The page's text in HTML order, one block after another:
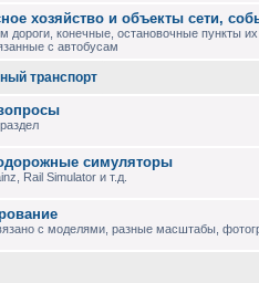
хозяйство и объекты сети,
дороги, конечные, остановочные пункты
с автобусам
транспорт
симуляторы
Rail Simulator и т.д.
с моделями, разные масштабы,